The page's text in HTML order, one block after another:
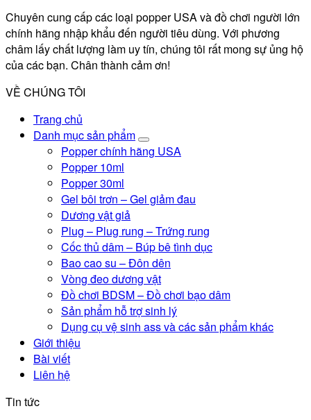
Chuyên cung cấp các loại popper USA và đồ chơi người lớn
chính hãng nhập khẩu đến người tiêu dùng. Với phương
châm lấy chất lượng làm uy tín, chúng tôi rất mong sự ủng hộ
của các bạn. Chân thành cảm ơn!
VỀ CHÚNG TÔI
Trang chủ
Danh mục sản phẩm
Popper chính hãng USA
Popper 10ml
Popper 30ml
Gel bôi trơn – Gel giảm đau
Dương vật giả
Plug – Plug rung – Trứng rung
Cốc thủ dâm – Búp bê tình dục
Bao cao su – Đôn dên
Vòng đeo dương vật
Đồ chơi BDSM – Đồ chơi bạo dâm
Sản phẩm hỗ trợ sinh lý
Dụng cụ vệ sinh ass và các sản phẩm khác
Giới thiệu
Bài viết
Liên hệ
Tin tức